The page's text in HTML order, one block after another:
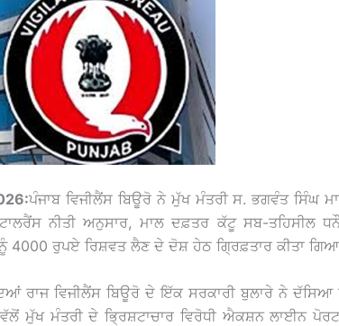
ਪੰਜਾਬ ਵਿਜੀਲੈਂਸ ਬਿਊਰੋ ਨੇ ਮੁੱਖ ਮੰਤਰੀ ਸ. ਭਗਵੰਤ ਸਿੰਘ
ਨੀਤੀ ਅਨੁਸਾਰ, ਮਾਲ ਦਫ਼ਤਰ ਕੱਟੂ ਸਬ-ਤਹਿਸੀਲ
4000 ਰੁਪਏ ਰਿਸ਼ਵਤ ਲੈਣ ਦੇ ਦੋਸ਼ ਹੇਠ ਗ੍ਰਿਫ਼ਤਾਰ ਕੀਤਾ
ਰਾਜ ਵਿਜੀਲੈਂਸ ਬਿਊਰੋ ਦੇ ਇੱਕ ਸਰਕਾਰੀ ਬੁਲਾਰੇ ਨੇ ਦੱਸਿਆ
ਮੁੱਖ ਮੰਤਰੀ ਦੇ ਭ੍ਰਿਸ਼ਟਾਚਾਰ ਵਿਰੋਧੀ ਐਕਸ਼ਨ ਲਾਈਨ